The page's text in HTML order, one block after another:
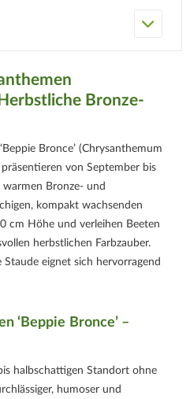
Bronze-
Bronce’ (Chrysanthemum
von September bis
Bronze‑ und
kompakt wachsenden
cm Höhe und verleihen Beeten
herbstlichen Farbzauber.
eignet sich hervorragend
‘Beppie Bronce’ –
halbschattigen Standort ohne
humoser und